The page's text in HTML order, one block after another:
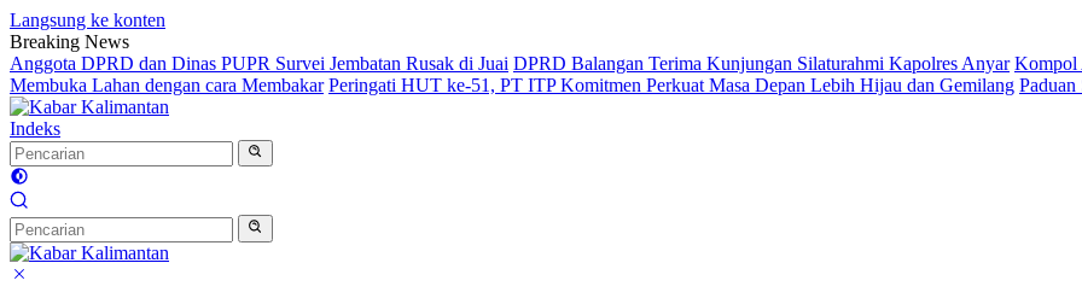
Langsung ke konten
Breaking News
Anggota DPRD dan Dinas PUPR Survei Jembatan Rusak di Juai DPRD Balangan Terima Kunjungan Silaturahmi Kapolres Anyar Kompol
Membuka Lahan dengan cara Membakar Peringati HUT ke-51, PT ITP Komitmen Perkuat Masa Depan Lebih Hijau dan Gemilang
Indeks